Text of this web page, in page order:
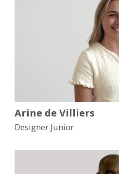
Arine de Villiers
Designer Junior